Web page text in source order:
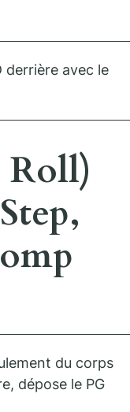
derrière avec le
Roll)
du corps
dépose le PG